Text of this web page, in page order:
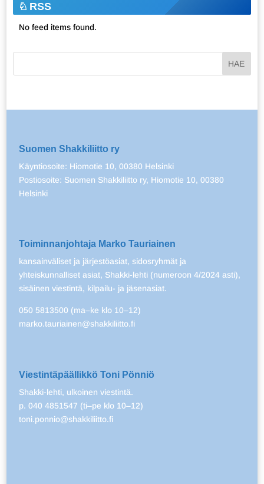
RSS
No feed items found.
Suomen Shakkiliitto ry
Käyntiosoite: Hiomotie 10, 00380 Helsinki
Postiosoite: Suomen Shakkiliitto ry, Hiomotie 10, 00380
Helsinki
Toiminnanjohtaja Marko Tauriainen
kansainväliset ja järjestöasiat, sidosryhmät ja
yhteiskunnalliset asiat, Shakki-lehti (numeroon 4/2024 asti),
sisäinen viestintä, kilpailu- ja jäsenasiat.
050 5813500 (ma–ke klo 10–12)
marko.tauriainen@shakkiliitto.fi
Viestintäpäällikkö Toni Pönniö
Shakki-lehti, ulkoinen viestintä.
p. 040 4851547 (ti–pe klo 10–12)
toni.ponnio@shakkiliitto.fi